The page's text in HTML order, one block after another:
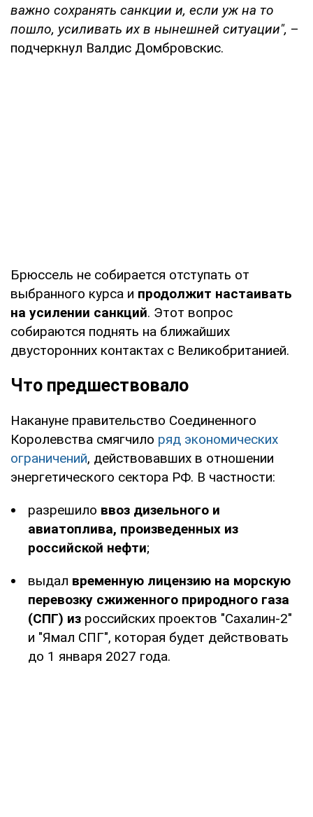
важно сохранять санкции и, если уж на то
пошло, усиливать их в нынешней ситуации", –
подчеркнул Валдис Домбровскис.
Брюссель не собирается отступать от
выбранного курса и продолжит настаивать
на усилении санкций. Этот вопрос
собираются поднять на ближайших
двусторонних контактах с Великобританией.
Что предшествовало
Накануне правительство Соединенного
Королевства смягчило ряд экономических
ограничений, действовавших в отношении
энергетического сектора РФ. В частности:
разрешило ввоз дизельного и
авиатоплива, произведенных из
российской нефти;
выдал временную лицензию на морскую
перевозку сжиженного природного газа
(СПГ) из российских проектов "Сахалин-2"
и "Ямал СПГ", которая будет действовать
до 1 января 2027 года.